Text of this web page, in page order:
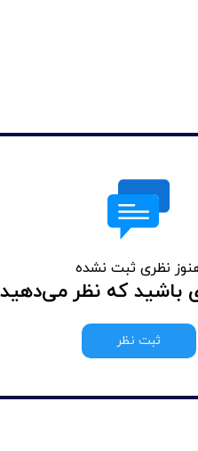
نظری ثبت نشده
باشید که نظر می‌دهید
ثبت نظر